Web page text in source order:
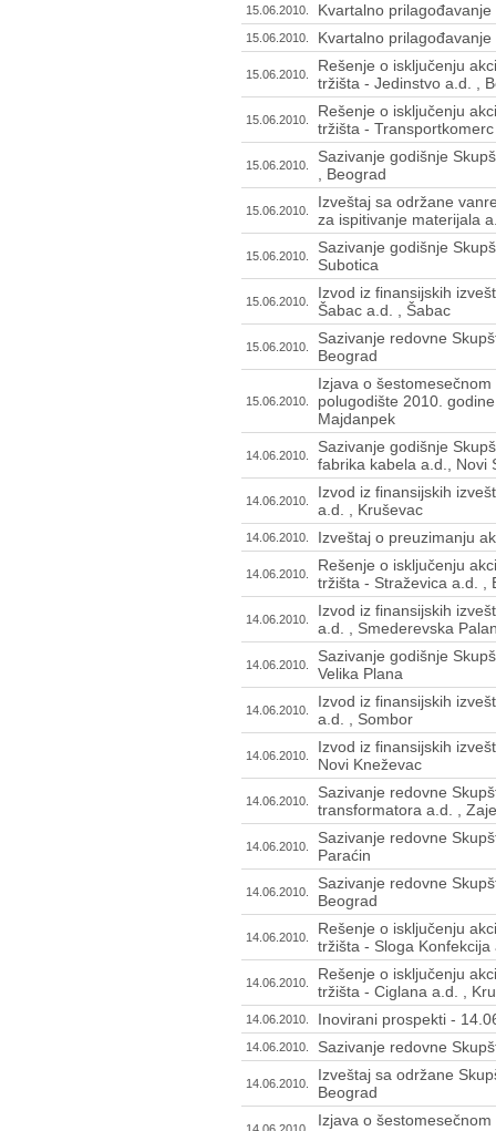
15.06.2010. Kvartalno
15.06.2010. Kvartalno
15.06.2010.
Rešenje o isključenju
tržišta - Jedinstvo a.d. ,
15.06.2010.
Rešenje o isključenju
tržišta -
15.06.2010.
Sazivanje godišnje
, Beograd
15.06.2010.
Izveštaj sa održane
za ispitivanje materijala
15.06.2010.
Sazivanje godišnje
Subotica
15.06.2010.
Izvod iz finansijskih
Šabac a.d. , Šabac
15.06.2010.
Sazivanje redovne
Beograd
15.06.2010.
Izjava o
polugodište 2010.
Majdanpek
14.06.2010.
Sazivanje godišnje
fabrika kabela a.d., Novi
14.06.2010.
Izvod iz finansijskih
a.d. , Kruševac
14.06.2010. Izveštaj o preuzimanju
14.06.2010.
Rešenje o isključenju
tržišta - Straževica a.d. ,
14.06.2010.
Izvod iz finansijskih
a.d. , Smederevska
14.06.2010.
Sazivanje godišnje
Velika Plana
14.06.2010.
Izvod iz finansijskih
a.d. , Sombor
14.06.2010.
Izvod iz finansijskih
Novi Kneževac
14.06.2010.
Sazivanje redovne
transformatora a.d. ,
14.06.2010.
Sazivanje redovne
Paraćin
14.06.2010.
Sazivanje redovne
Beograd
14.06.2010.
Rešenje o isključenju
tržišta - Sloga
14.06.2010.
Rešenje o isključenju
tržišta - Ciglana a.d. ,
14.06.2010. Inovirani prospekti -
14.06.2010. Sazivanje redovne
14.06.2010.
Izveštaj sa održane
Beograd
Izjava o